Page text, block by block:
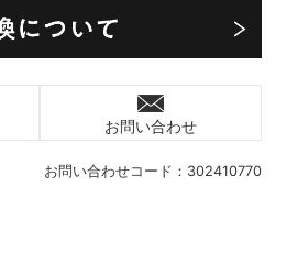
お問い合わせコード： 302410770
お問い合わせ